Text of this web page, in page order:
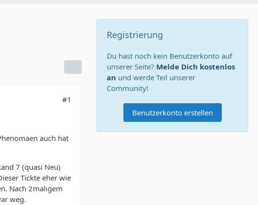
#1
auch hat
7 (quasi Neu)
Tickte eher wie
Nach 2maligem
weg.
Registrierung
Du hast noch kein Benutzerkonto auf
unserer Seite? Melde Dich kostenlos
an und werde Teil unserer
Community!
Benutzerkonto erstellen